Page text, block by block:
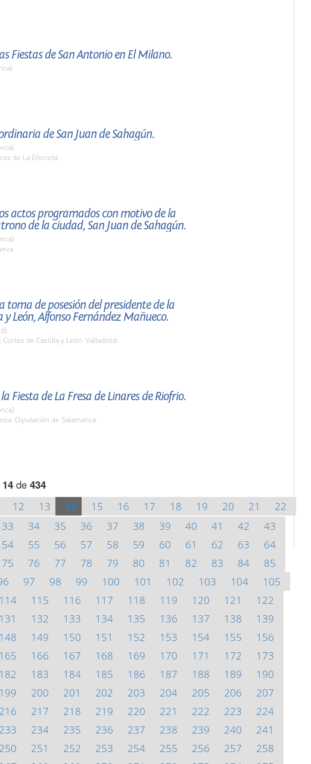
Fiestas de San Antonio en El Milano.
de San Juan de Sahagún.
de La Glorieta
actos programados con motivo de la
de la ciudad, San Juan de Sahagún.
toma de posesión del presidente de la
León, Alfonso Fernández Mañueco.
Cortes de Castilla y León. Valladolid.
Fiesta de La Fresa de Linares de Riofrio.
Diputación de Salamanca.
14 de 434
12 13 14 15 16 17 18 19 20 21
22
33 34 35 36 37 38 39 40 41 42
43
54 55 56 57 58 59 60 61 62 63
64
75 76 77 78 79 80 81 82 83 84
85
97 98 99 100 101 102 103 104
105
114 115 116 117 118 119 120 121
122
131 132 133 134 135 136 137 138
139
148 149 150 151 152 153 154 155
156
165 166 167 168 169 170 171 172
173
182 183 184 185 186 187 188 189
190
199 200 201 202 203 204 205 206
207
216 217 218 219 220 221 222 223
224
233 234 235 236 237 238 239 240
241
250 251 252 253 254 255 256 257
258